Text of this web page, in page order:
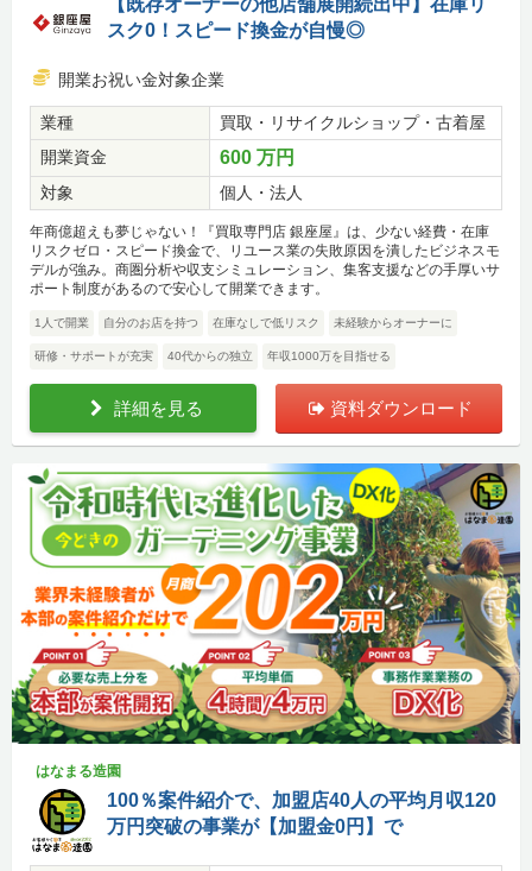
【既存オーナーの他店舗展開続出中】在庫リ
スク0！スピード換金が自慢◎
開業お祝い金対象企業
業種
買取・リサイクルショップ・古着屋
開業資金
600 万円
対象 個人・法人
年商億超えも夢じゃない！『買取専門店 銀座屋』は、少ない経費・在庫
リスクゼロ・スピード換金で、リユース業の失敗原因を潰したビジネスモ
デルが強み。商圏分析や収支シミュレーション、集客支援などの手厚いサ
ポート制度があるので安心して開業できます。
1人で開業 自分のお店を持つ 在庫なしで低リスク 未経験からオーナーに
研修・サポートが充実 40代からの独立 年収1000万を目指せる
詳細を見る 資料ダウンロード
はなまる造園
100％案件紹介で、加盟店40人の平均月収120
万円突破の事業が【加盟金0円】で